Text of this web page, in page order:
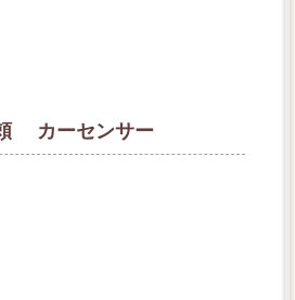
カーセンサー